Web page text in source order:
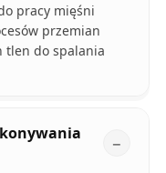
pracy mięśni
przemian
tlen do spalania